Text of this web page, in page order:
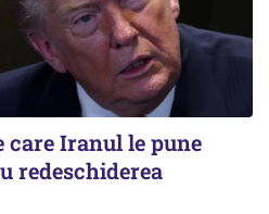
care Iranul le pune
redeschiderea